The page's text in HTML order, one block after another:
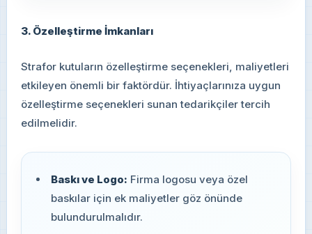
3. Özelleştirme İmkanları
Strafor kutuların özelleştirme seçenekleri, maliyetleri
etkileyen önemli bir faktördür. İhtiyaçlarınıza uygun
özelleştirme seçenekleri sunan tedarikçiler tercih
edilmelidir.
Baskı ve Logo: Firma logosu veya özel
baskılar için ek maliyetler göz önünde
bulundurulmalıdır.